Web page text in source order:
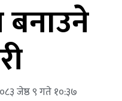
जेष्ठ ९ गते १०:३७